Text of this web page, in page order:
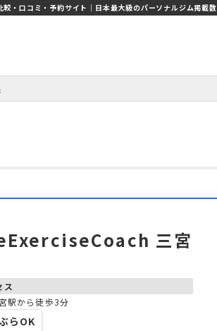
較・口コミ・予約サイト｜日本最大級のパーソナルジム掲載数
三宮
ス
駅から徒歩3分
らOK